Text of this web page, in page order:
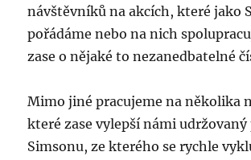
návštěvníků na akcích, které jako
pořádáme nebo na nich
zase o nějaké to nezanedbatelné
Mimo jiné pracujeme na několika
které zase vylepší námi
Simsonu, ze kterého se rychle